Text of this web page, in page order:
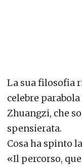
La sua filosofia
celebre
Zhuangzi, che
spensierata.
Cosa ha spinto
«Il percorso,